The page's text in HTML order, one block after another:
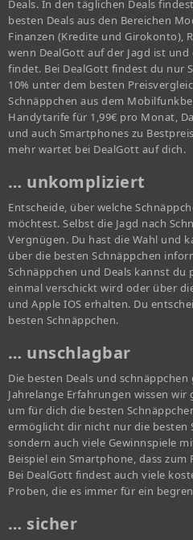
Deals. In den täglichen Deals
besten Deals aus den Bereichen
Finanzen (Kredite und Girokonto),
wenn DealGott auf der Jagd ist
findet. Bei DealGott findest du nur
10% unter dem besten
Schnäppchen aus dem
Handytarife für 1,99€ pro Monat,
und auch Smartphones zu
mehr wartet bei DealGott auf dich.
… unkompliziert
Entscheide, über welche
möchtest. Selbst die Jagd nach
Vergnügen. Du hast die Wahl und
über die besten Schnäppchen
Schnäppchen und Deals kannst du
einmal verschickt wird oder über
und Apple IOS erhalten. Du
besten Schnäppchen.
… unschlagbar
Die besten Deals und
Jahrelange Erfahrungen wissen
um für dich die besten
ermöglicht dir nicht nur die besten
sondern auch viele Gewinnspiele
Beispiel ein Smartphone, dass
Bei DealGott findest auch viele
Proben, die es immer für ein
… sicher